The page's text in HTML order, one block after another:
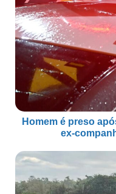
Homem é preso
ex-